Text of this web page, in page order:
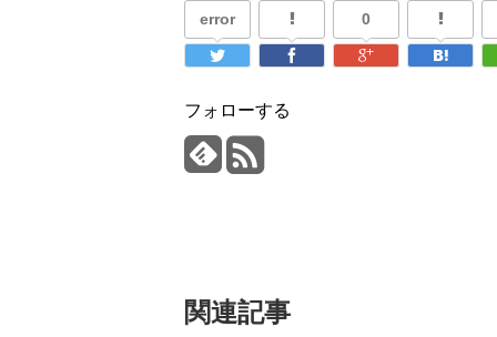
error 0
フォローする
関連記事